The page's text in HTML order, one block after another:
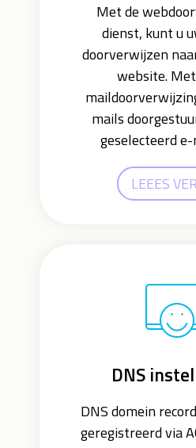
Met de
dienst, kunt u
doorverwijzen
website.
mails
geselecteerd
LEEES
DNS
DNS domein
geregistreerd via